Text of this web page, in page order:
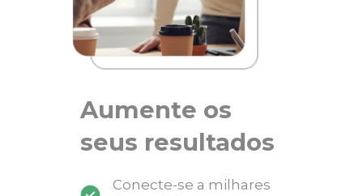
Aumente os
seus resultados
Conecte-se a milhares